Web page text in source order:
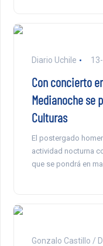
Diario Uchile
Con concierto
Medianoche se
Culturas
El postergado
actividad nocturna
que se pondrá en
Gonzalo Castillo /